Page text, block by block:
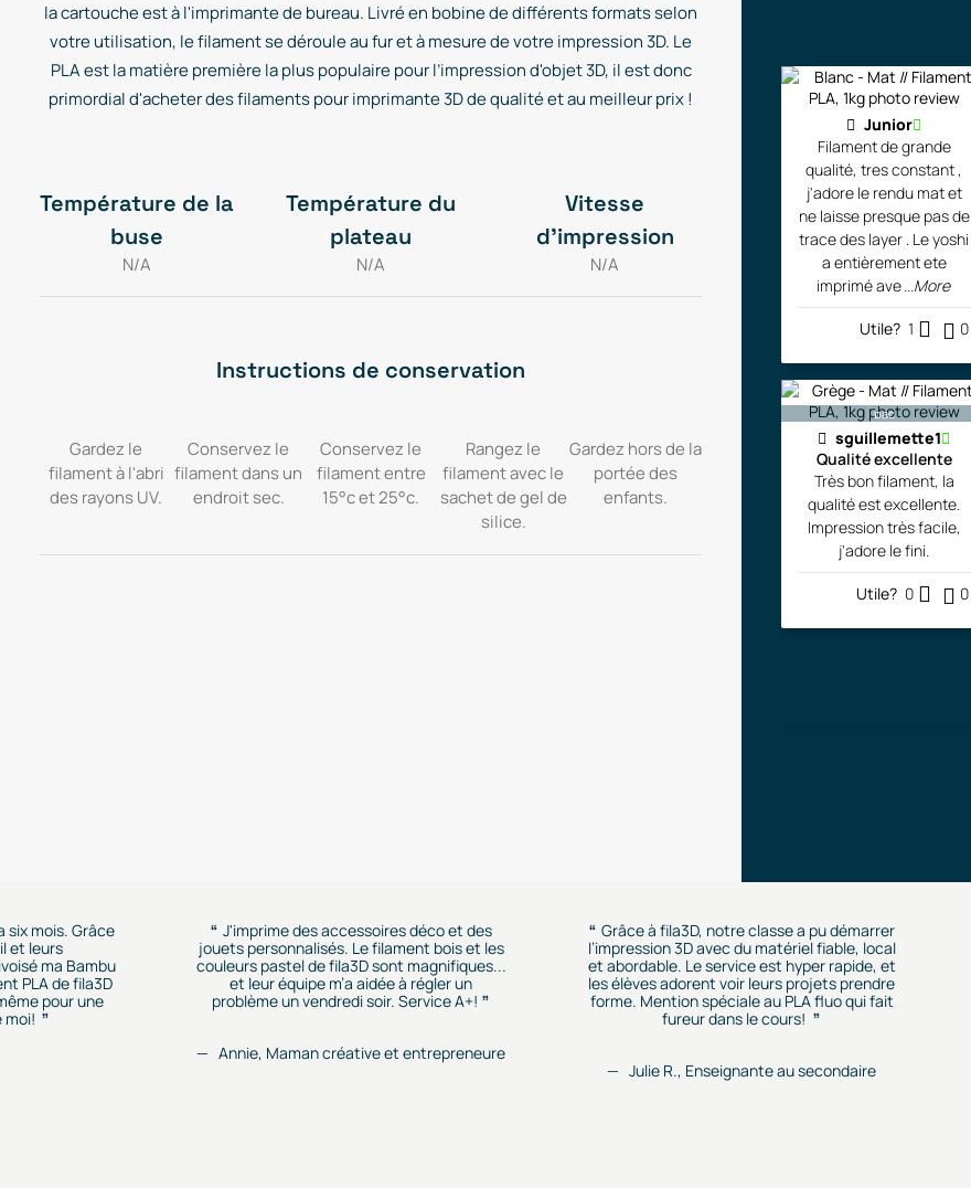
la cartouche est à l'imprimante de bureau. Livré en bobine de différents formats selon
votre utilisation, le filament se déroule au fur et à mesure de votre impression 3D. Le
PLA est la matière première la plus populaire pour l’impression d'objet 3D, il est donc
primordial d'acheter des filaments pour imprimante 3D de qualité et au meilleur prix !
Température de la
buse
N/A
Température du
plateau
N/A
Vitesse
d'impression
N/A
Instructions de conservation
Gardez le
filament à l'abri
des rayons UV.
Conservez le
filament dans un
endroit sec.
Conservez le
filament entre
15°c et 25°c.
Rangez le
filament avec le
sachet de gel de
silice.
Gardez hors de la
portée des
enfants.
Junior
Filament de grande
qualité, tres constant ,
j'adore le rendu mat et
ne laisse presque pas de
trace des layer . Le yoshi
a entièrement ete
imprimé ave...More
Utile? 1 0
bac
sguillemette1
Qualité excellente
Très bon filament, la
qualité est excellente.
Impression très facile,
j'adore le fini.
Utile? 0 0
six mois. Grâce
et leurs
ma Bambu
PLA de fila3D
pour une
moi!
J'imprime des accessoires déco et des
jouets personnalisés. Le filament bois et les
couleurs pastel de fila3D sont magnifiques...
et leur équipe m’a aidée à régler un
problème un vendredi soir. Service A+!
Annie, Maman créative et entrepreneure
Grâce à fila3D, notre classe a pu démarrer
l’impression 3D avec du matériel fiable, local
et abordable. Le service est hyper rapide, et
les élèves adorent voir leurs projets prendre
forme. Mention spéciale au PLA fluo qui fait
fureur dans le cours!
Julie R., Enseignante au secondaire